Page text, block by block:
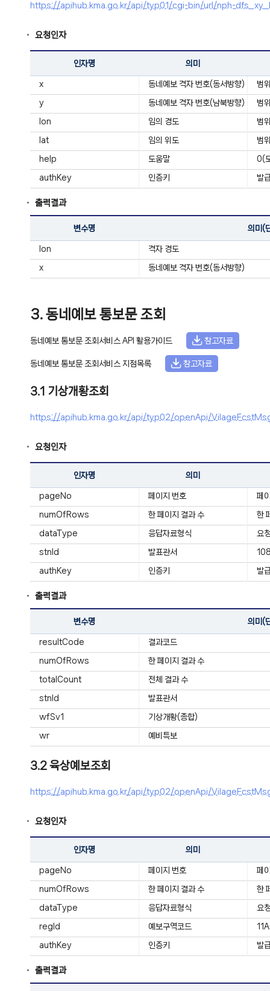
https://apihub.kma.go.kr/api/typ01/cgi-bin/url/nph-
요청인자
인자명 의미
x 동네예보 격자 번호(동서방향) 범
y 동네예보 격자 번호(남북방향) 범
lon 임의 경도 범
lat 임의 위도 범
help 도움말 0(
authKey 인증키 발
출력결과
변수명 의미(
lon 격자 경도
x 동네예보 격자 번호(동서방향)
3. 동네예보 통보문 조회
동네예보 통보문 조회서비스 API 활용가이드 참고자료
동네예보 통보문 조회서비스 지점목록 참고자료
3.1 기상개황조회
https://apihub.kma.go.kr/api/typ02/openApi/
요청인자
인자명 의미
pageNo 페이지 번호 페
numOfRows 한 페이지 결과 수 한
dataType 응답자료형식 요
stnId 발표관서
authKey 인증키 발
출력결과
변수명 의미(
resultCode 결과코드
numOfRows 한 페이지 결과 수
totalCount 전체 결과 수
stnId 발표관서
wfSv1 기상개황(종합)
wr 예비특보
3.2 육상예보조회
https://apihub.kma.go.kr/api/typ02/openApi/
요청인자
인자명 의미
pageNo 페이지 번호 페
numOfRows 한 페이지 결과 수 한
dataType 응답자료형식 요
regId 예보구역코드
authKey 인증키 발
출력결과